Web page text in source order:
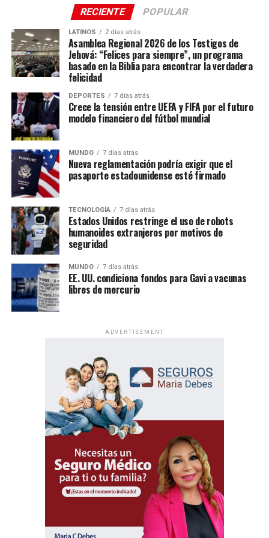
severas de la ley.
Sin embargo, también señalaron que un cierre de tan solo
un mes causará que TikTok pierda aproximadamente un
tercio de sus usuarios diarios en Estados Unidos y
significativos ingresos publicitarios.
Al tiempo que pondera el caso, la corte tendrá que decidir
qué nivel de revisión aplica a la ley. Bajo la revisión más
exhaustiva, el escrutinio estricto, las leyes casi siempre
fallan. No obstante, dos jueces de la corte de apelaciones
que ratificó la ley dijeron que sería la inusual excepción
que podría resistir el escrutinio estricto.
TikTok, los usuarios de la aplicación y muchos reportes
que los apoyan instan a la corte a aplicar el escrutinio
estricto para anular la ley.
Pero el gobierno demócrata y algunos de sus partidarios
citan restricciones sobre la propiedad extranjera de
estaciones de radio y otros sectores de la economía para
justificar el esfuerzo por contrarrestar la influencia china
en la prohibición de TikTok.
Se podría tomar una decisión en cuestión de días.
(con información de AP)
Biblia bajo el lema “Felices para siempre”.
Entre las ciudades anfitrionas confirmadas se encuentran:
Duala, Camerún
Ciudad de Panamá, Panamá (Panama Convention
Center)
Quito, Ecuador
Sevilla, España
La serie mundial también incluye sedes en Costa Rica,
Portugal, Sudáfrica y Tailandia.
Un evento de alcance mundial
Las Asambleas Regionales “Felices para siempre” se
celebran en más de 230 países, mediante la organización
de más de 6,000 asambleas presentadas en más de 500
Por su parte, las Asambleas Internacionales ofrecerán el
programa en 36 idiomas, incluidos 11 lenguas de señas,
RECIENTE POPULAR
LATINOS 2 días atrás
Asamblea Regional 2026 de los Testigos de
Jehová: “Felices para siempre”, un programa
basado en la Biblia para encontrar la verdadera
felicidad
DEPORTES 7 días atrás
Crece la tensión entre UEFA y FIFA por el futuro
modelo financiero del fútbol mundial
MUNDO 7 días atrás
Nueva reglamentación podría exigir que el
pasaporte estadounidense esté firmado
TECNOLOGÍA 7 días atrás
Estados Unidos restringe el uso de robots
humanoides extranjeros por motivos de
seguridad
MUNDO 7 días atrás
EE. UU. condiciona fondos para Gavi a vacunas
libres de mercurio
ADVERTISEMENT